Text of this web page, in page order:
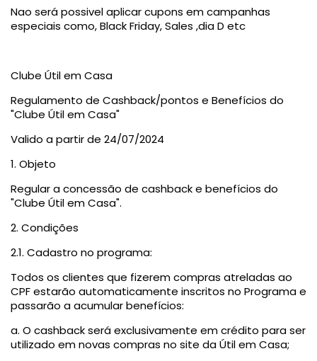
Nao será possivel aplicar cupons em campanhas
especiais como, Black Friday, Sales ,dia D etc
Clube Útil em Casa
Regulamento de Cashback/pontos e Benefícios do
"Clube Útil em Casa"
Valido a partir de 24/07/2024
1. Objeto
Regular a concessão de cashback e benefícios do
"Clube Útil em Casa".
2. Condições
2.1. Cadastro no programa:
Todos os clientes que fizerem compras atreladas ao
CPF estarão automaticamente inscritos no Programa e
passarão a acumular benefícios:
a. O cashback será exclusivamente em crédito para ser
utilizado em novas compras no site da Útil em Casa;